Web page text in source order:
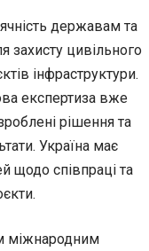
державам та
захисту цивільного
інфраструктури.
експертиза вже
рішення та
Україна має
щодо співпраці та
міжнародним